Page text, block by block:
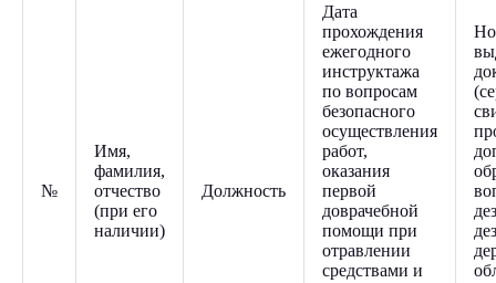
№
Имя,
фамилия,
отчество
(при его
наличии)
Должность
Дата
прохождения
ежегодного
инструктажа
по вопросам
безопасного
осуществления
работ,
оказания
первой
доврачебной
помощи при
отравлении
средствами и